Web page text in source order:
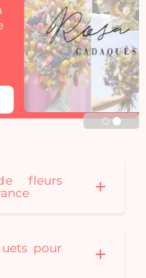
la collection
fleurs séchées
Aquarelle by
Rosacadaques.
Les bouquets de fleurs
Rosa Cadaqués
s'invitent dans votre
Rosa
Cadaques créé au fil des
convenir à tous les
de décoration. Un
!
En savoir plus
fleurs
pour